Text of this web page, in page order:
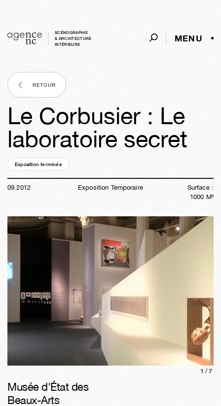
SCÉNOGRAPHIE
& ARCHITECTURE
INTÈRIEURE
MENU
RETOUR
Le Corbusier : Le
laboratoire secret
Exposition terminée
09.2012 Exposition Temporaire
Surface :
1000 M²
1/7
Musée d'État des
Beaux-Arts